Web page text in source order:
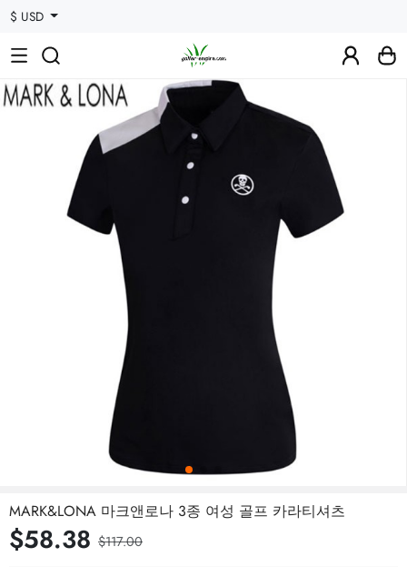
$ USD
MARK&LONA 마크앤로나 3종 여성 골프 카라티셔츠
$58.38 $117.00